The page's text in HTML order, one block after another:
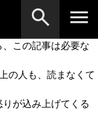
この記事は必要な
の人も、読まなくて
が込み上げてくる